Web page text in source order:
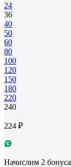
24
36
40
50
60
80
100
120
150
180
220
240
224 ₽
Начислим 2 бонуса